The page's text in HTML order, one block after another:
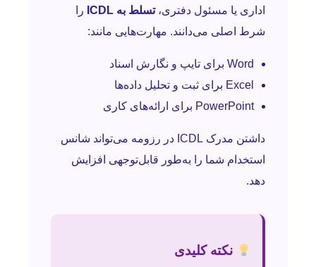
اداری یا مسئول دفتری،تسلط به ICDL
را
شرط اصلی می‌دانند. مهارت‌هایی مانند:
Word برای تایپ و نگارش اسناد
Excel برای ثبت و تحلیل داده‌ها
PowerPoint برای ارائه‌های کاری
داشتن مدرک ICDL در رزومه می‌تواند شانس
استخدام شما را به‌طور قابل‌توجهی افزایش
دهد.
نکته کلیدی